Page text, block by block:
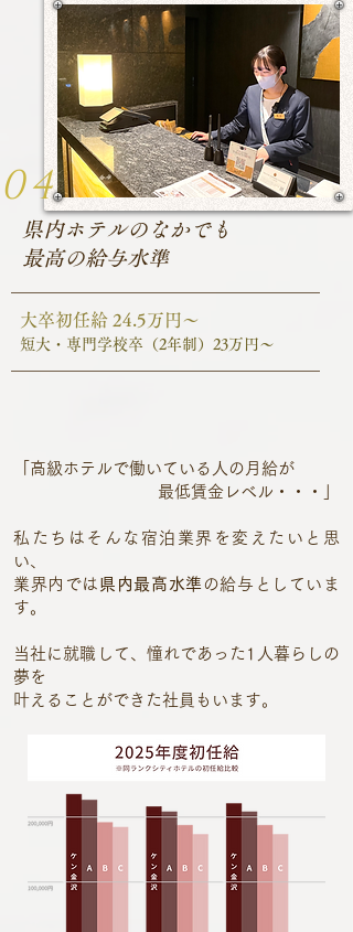
04
県内ホテルのなかでも
最高の給与水準
大卒初任給 24.5万円～
短大・専門学校卒（2年制）23万円～
「高級ホテルで働いている人の月給が
最低賃金レベル・・・」
私たちはそんな宿泊業界を変えたいと思
い、
業界内では 県内最高水準の給与としていま
す。
当社に就職して、憧れであった1人暮らしの
夢を
叶えることができた社員もいます。